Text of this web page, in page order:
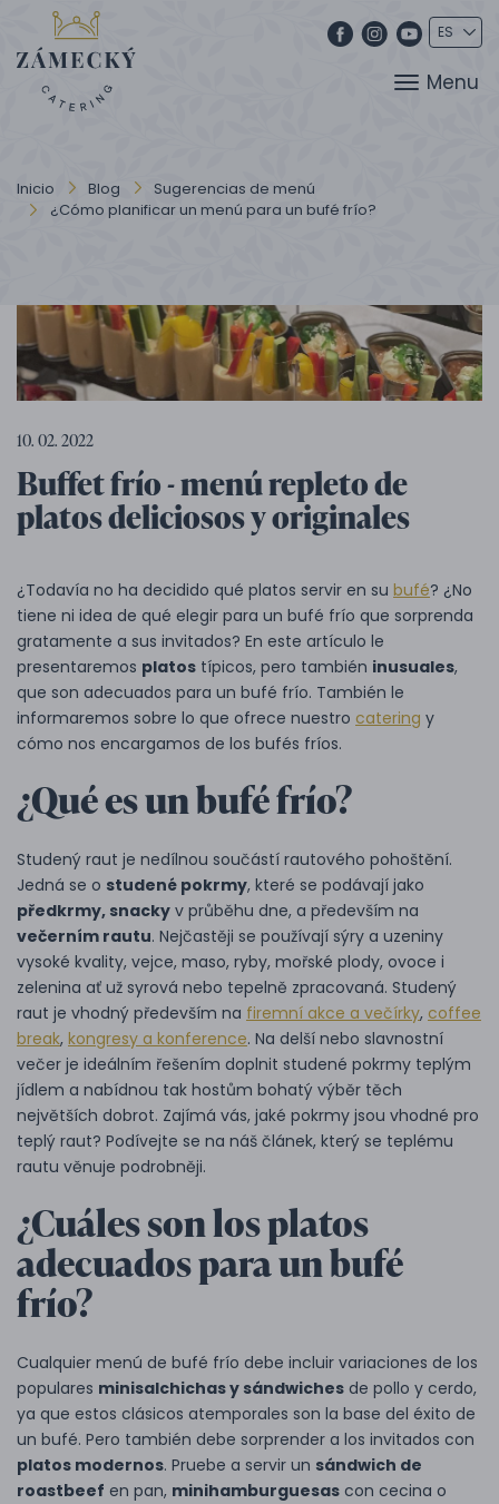
Menu
Inicio Blog
Sugerencias de menú
¿Cómo planificar un menú para un bufé frío?
10. 02. 2022
Buffet frío - menú repleto de
platos deliciosos y originales
¿Todavía no ha decidido qué platos servir en su bufé? ¿No
tiene ni idea de qué elegir para un bufé frío que sorprenda
gratamente a sus invitados? En este artículo le
presentaremos platos típicos, pero también inusuales,
que son adecuados para un bufé frío. También le
informaremos sobre lo que ofrece nuestro catering y
cómo nos encargamos de los bufés fríos.
¿Qué es un bufé frío?
Studený raut je nedílnou součástí rautového pohoštění.
Jedná se o studené pokrmy, které se podávají jako
předkrmy, snacky v průběhu dne, a především na
večerním rautu. Nejčastěji se používají sýry a uzeniny
vysoké kvality, vejce, maso, ryby, mořské plody, ovoce i
zelenina ať už syrová nebo tepelně zpracovaná. Studený
raut je vhodný především na firemní akce a večírky, coffee
break, kongresy a konference. Na delší nebo slavnostní
večer je ideálním řešením doplnit studené pokrmy teplým
jídlem a nabídnou tak hostům bohatý výběr těch
největších dobrot. Zajímá vás, jaké pokrmy jsou vhodné pro
teplý raut? Podívejte se na náš článek, který se teplému
rautu věnuje podrobněji.
¿Cuáles son los platos
adecuados para un bufé
frío?
Cualquier menú de bufé frío debe incluir variaciones de los
populares minisalchichas y sándwiches de pollo y cerdo,
ya que estos clásicos atemporales son la base del éxito de
un bufé. Pero también debe sorprender a los invitados con
platos modernos. Pruebe a servir un sándwich de
roastbeef en pan, minihamburguesas con cecina o